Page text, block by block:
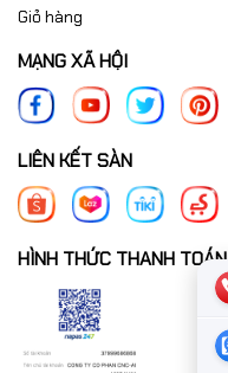
Giỏ hàng
MẠNG XÃ HỘI
LIÊN KẾT SÀN
HÌNH THỨC THANH TOÁN